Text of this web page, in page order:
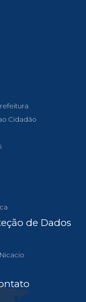
Cidadão
de Dados